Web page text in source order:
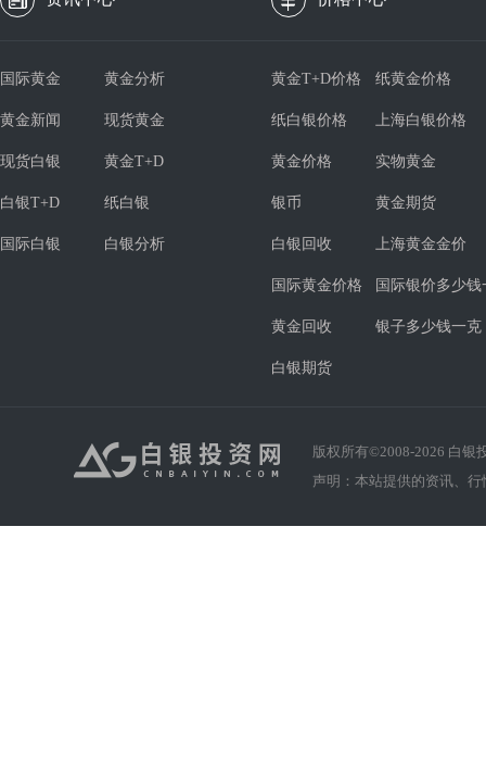
国际黄金 黄金分析
黄金新闻 现货黄金
现货白银 黄金T+D
白银T+D 纸白银
国际白银 白银分析
黄金T+D价格 纸黄金价格
纸白银价格 上海白银价格
黄金价格 实物黄金
银币 黄金期货
白银回收 上海黄金金价
国际黄金价格 国际银价多少钱
黄金回收 银子多少钱一克
白银期货
版权所有©2008-2026 白银
声明：本站提供的资讯、